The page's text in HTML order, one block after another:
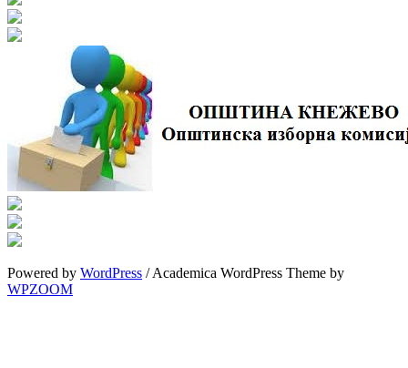
Powered by WordPress / Academica WordPress Theme by
WPZOOM